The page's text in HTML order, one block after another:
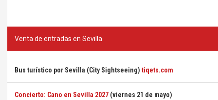
Venta de entradas en Sevilla
Bus turístico por Sevilla (City Sightseeing) tiqets.com
Concierto: Cano en Sevilla 2027 (viernes 21 de mayo)